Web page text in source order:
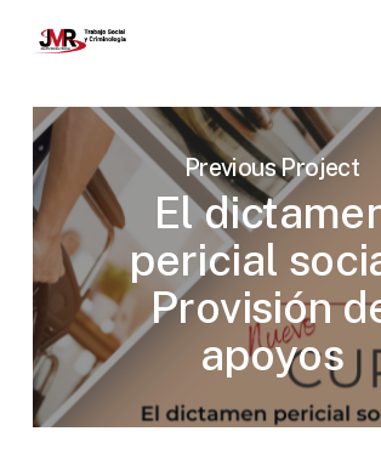
content
Previous Project
El
pericial
Provisión
apoyos